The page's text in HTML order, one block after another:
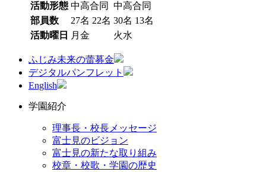
活動形態 中高合同
中高合同
部員数
27名 22名 30名 13名
活動曜日
月金 火水
ふじみ未来の蕾募金
デジタルパンフレット
English
学園紹介
理事長・校長メッセージ
富士見のビジョン
富士見の新たな取り組み
校章・校歌・学園の歴史